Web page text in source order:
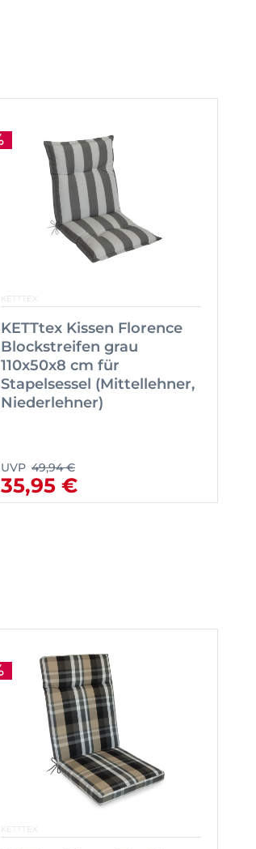
KETTTEX
KETTtex Kissen Florence
Blockstreifen grau
110x50x8 cm für
Stapelsessel (Mittellehner,
Niederlehner)
UVP 49,94 €
35,95 €
KETTTEX